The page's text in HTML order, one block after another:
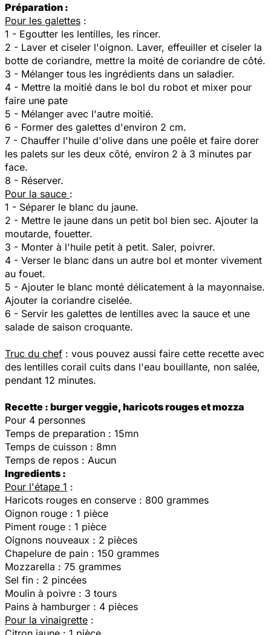
Préparation :
Pour les galettes :
1 - Egoutter les lentilles, les rincer.
2 - Laver et ciseler l'oignon. Laver, effeuiller et ciseler la
botte de coriandre, mettre la moité de coriandre de côté.
3 - Mélanger tous les ingrédients dans un saladier.
4 - Mettre la moitié dans le bol du robot et mixer pour
faire une pate
5 - Mélanger avec l'autre moitié.
6 - Former des galettes d'environ 2 cm.
7 - Chauffer l'huile d'olive dans une poêle et faire dorer
les palets sur les deux côté, environ 2 à 3 minutes par
face.
8 - Réserver.
Pour la sauce :
1 - Séparer le blanc du jaune.
2 - Mettre le jaune dans un petit bol bien sec. Ajouter la
moutarde, fouetter.
3 - Monter à l'huile petit à petit. Saler, poivrer.
4 - Verser le blanc dans un autre bol et monter vivement
au fouet.
5 - Ajouter le blanc monté délicatement à la mayonnaise.
Ajouter la coriandre ciselée.
6 - Servir les galettes de lentilles avec la sauce et une
salade de saison croquante.
Truc du chef : vous pouvez aussi faire cette recette avec
des lentilles corail cuits dans l'eau bouillante, non salée,
pendant 12 minutes.
Recette : burger veggie, haricots rouges et mozza
Pour 4 personnes
Temps de preparation : 15mn
Temps de cuisson : 8mn
Temps de repos : Aucun
Ingredients :
Pour l'étape 1 :
Haricots rouges en conserve : 800 grammes
Oignon rouge : 1 pièce
Piment rouge : 1 pièce
Oignons nouveaux : 2 pièces
Chapelure de pain : 150 grammes
Mozzarella : 75 grammes
Sel fin : 2 pincées
Moulin à poivre : 3 tours
Pains à hamburger : 4 pièces
Pour la vinaigrette :